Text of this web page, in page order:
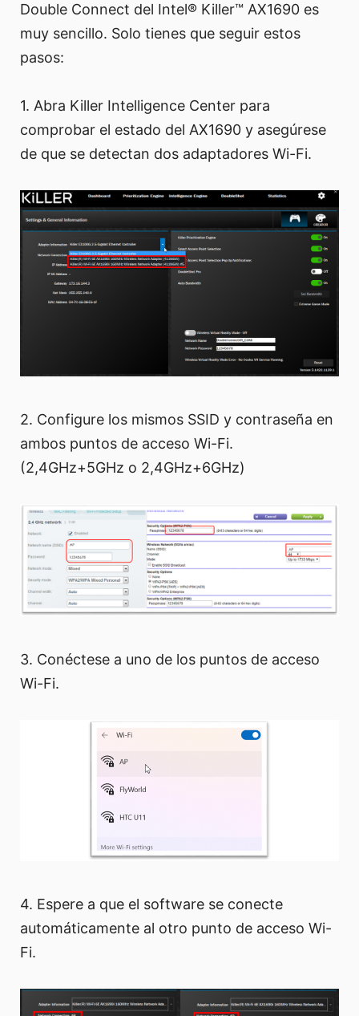
Double Connect del Intel® Killer™ AX1690 es
muy sencillo. Solo tienes que seguir estos
pasos:
1. Abra Killer Intelligence Center para
comprobar el estado del AX1690 y asegúrese
de que se detectan dos adaptadores Wi-Fi.
2. Configure los mismos SSID y contraseña en
ambos puntos de acceso Wi-Fi.
(2,4GHz+5GHz o 2,4GHz+6GHz)
3. Conéctese a uno de los puntos de acceso
Wi-Fi.
4. Espere a que el software se conecte
automáticamente al otro punto de acceso Wi-
Fi.